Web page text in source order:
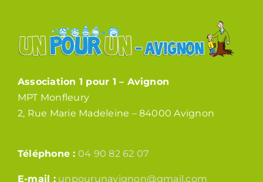
Association 1 pour 1 – Avignon
MPT Monfleury
2, Rue Marie Madeleine – 84000 Avignon
Téléphone : 04 90 82 62 07
E-mail : unpourunavignon@gmail.com